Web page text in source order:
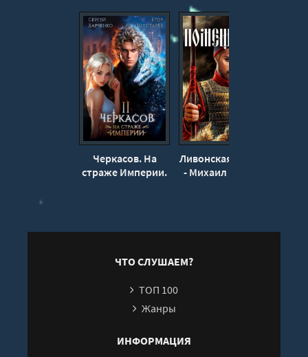
Черкасов. На
страже Империи.
Ливонская партия
- Михаил Ланцов
ЧТО СЛУШАЕМ?
ТОП 100
Жанры
ИНФОРМАЦИЯ